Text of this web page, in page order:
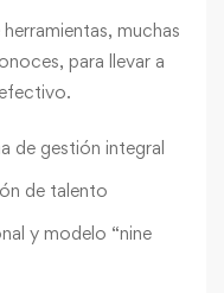
muchas
para llevar a
de gestión integral
de talento
y modelo “nine